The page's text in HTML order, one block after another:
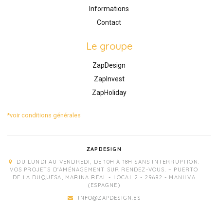
Informations
Contact
Le groupe
ZapDesign
ZapInvest
ZapHoliday
*voir conditions générales
ZAPDESIGN
DU LUNDI AU VENDREDI, DE 10H À 18H SANS INTERRUPTION.
VOS PROJETS D'AMÉNAGEMENT SUR RENDEZ-VOUS. – PUERTO
DE LA DUQUESA, MARINA REAL - LOCAL 2 - 29692 - MANILVA
(ESPAGNE)
INFO@ZAPDESIGN.ES